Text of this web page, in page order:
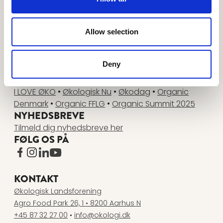
Allow selection
Deny
foreningens virksomhedsmedlemmer.
ANDRE WEBSITES
I LOVE ØKO • Økologisk Nu • Økodag • Organic
Denmark • Organic FFLG • Organic Summit 2025
NYHEDSBREVE
Tilmeld dig nyhedsbreve her
FØLG OS PÅ
www.facebook.com
www.instagram.com
www.linkedin.com
www.youtube.com
KONTAKT
Økologisk Landsforening
Agro Food Park 26, 1 • 8200 Aarhus N
+45 87 32 27 00 • info@okologi.dk